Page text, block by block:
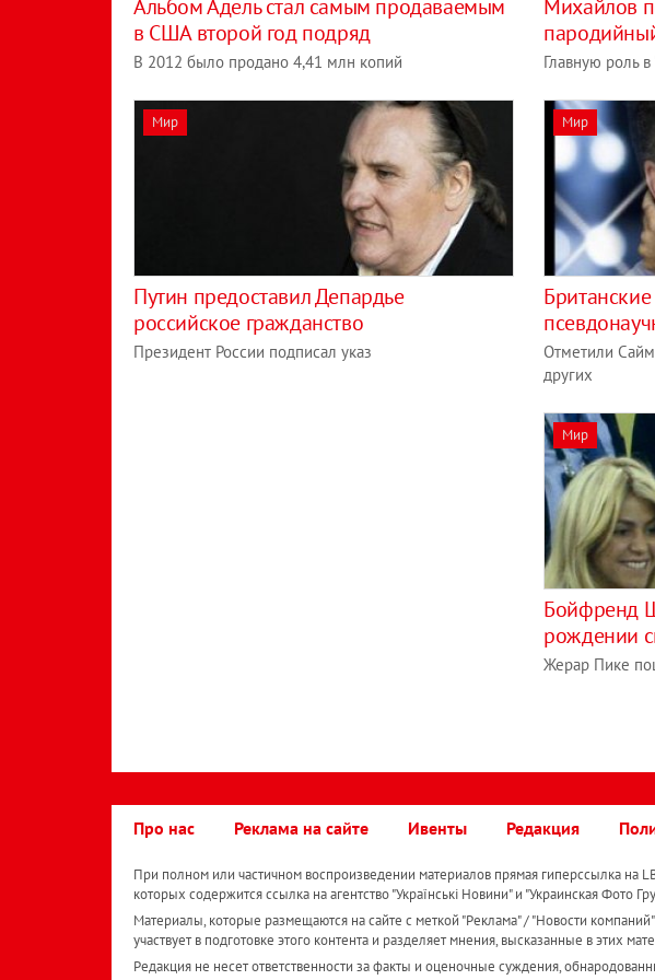
Альбом Адель стал самым продаваемым
в США второй год подряд
В 2012 было продано 4,41 млн копий
Михайлов
Главную роль
Мир
Путин предоставил Депардье
российское гражданство
Президент России подписал указ
Мир
Отметили
других
Мир
Бойфренд
рождении
Жерар Пике
Про нас Реклама на сайте Ивенты Редакция
При полном или частичном воспроизведении материалов прямая гиперссылка на
которых содержится ссылка на агентство "Українськi Новини" и "Украинская Фото
Материалы, которые размещаются на сайте с меткой "Реклама" / "Новости
участвует в подготовке этого контента и разделяет мнения, высказанные в этих
Редакция не несет ответственности за факты и оценочные суждения,